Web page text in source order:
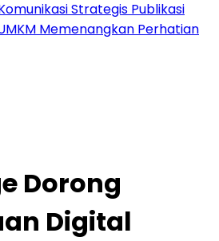
Strategis Publikasi
Memenangkan Perhatian
Dorong
Digital